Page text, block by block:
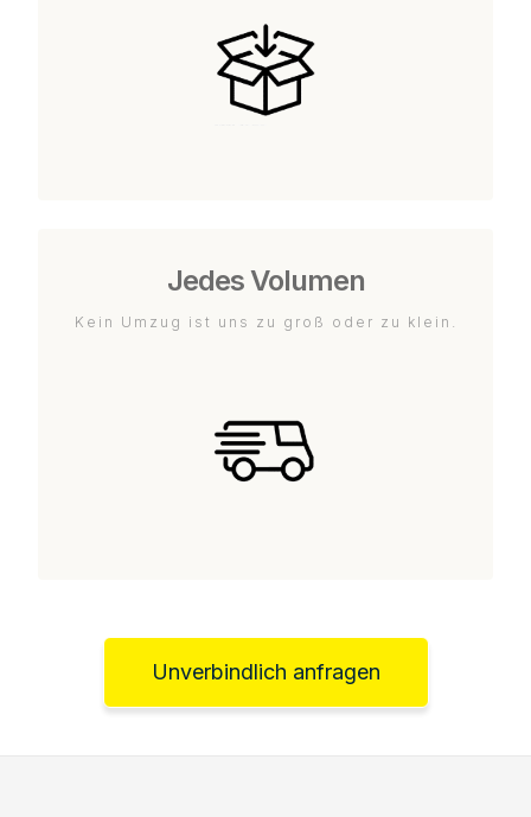
Jedes Volumen
Kein Umzug ist uns zu groß oder zu klein.
Unverbindlich anfragen